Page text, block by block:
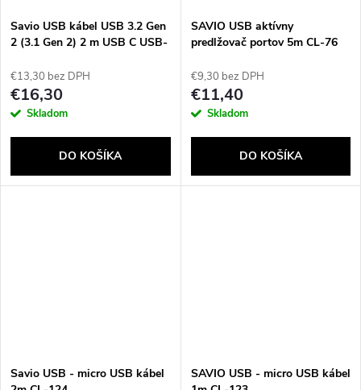
Savio USB kábel USB 3.2 Gen
2 (3.1 Gen 2) 2 m USB C USB-
€13,30 bez DPH
€16,30
Skladom
DO KOŠÍKA
SAVIO USB aktívny
predlžovač portov 5m CL-76
€9,30 bez DPH
€11,40
Skladom
DO KOŠÍKA
Savio USB - micro USB kábel
SAVIO USB - micro USB kábel